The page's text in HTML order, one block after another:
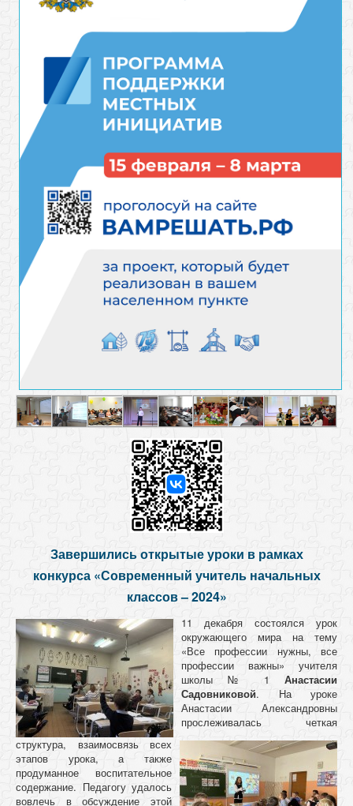
Завершились открытые уроки в рамках
конкурса «Современный учитель начальных
классов – 2024»
11 декабря состоялся урок
окружающего мира на тему
«Все профессии нужны, все
профессии важны» учителя
школы № 1 Анастасии
Садовниковой. На уроке
Анастасии Александровны
прослеживалась четкая
структура, взаимосвязь всех
этапов урока, а также
продуманное воспитательное
содержание. Педагогу удалось
вовлечь в обсуждение этой